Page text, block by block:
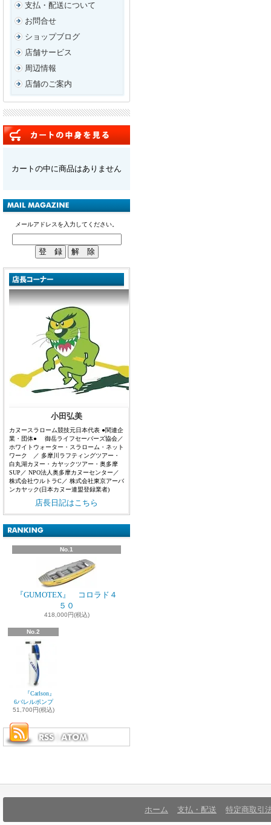
支払・配送について
お問合せ
ショップブログ
店舗サービス
周辺情報
店舗のご案内
カートの中に商品はありません
メールアドレスを入力してください。
小田弘美
カヌースラローム競技元日本代表 ●関連企
業・団体● 御岳ライフセーバーズ協会／
ホワイトウォーター・スラローム・ネット
ワーク ／ 多摩川ラフティングツアー・
白丸湖カヌー・カヤックツアー・奥多摩
SUP／ NPO法人奥多摩カヌーセンター／
株式会社ウルトラC／ 株式会社東京アーバ
ンカヤック(日本カヌー連盟登録業者)
店長日記はこちら
No.1
『GUMOTEX』 コロラド４
５０
418,000円(税込)
No.2
『Carlson』
6バレルポンプ
51,700円(税込)
ホーム 支払・配送 特定商取引